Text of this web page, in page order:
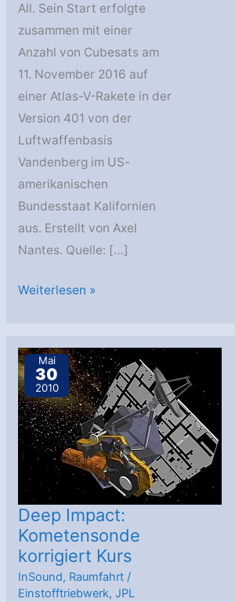
All. Sein Start erfolgte
zusammen mit einer
Anzahl von Cubesats am
11. November 2016 auf
einer Atlas-V-Rakete in der
Version 401 von der
Luftwaffenbasis
Vandenberg im US-
amerikanischen
Bundesstaat Kalifornien
aus. Erstellt von Axel
Nantes. Quelle: […]
AV-
4
und
Cubesats
gestartet
Weiterlesen »
Mai
30
2010
Deep Impact:
Kometensonde
korrigiert Kurs
InSound, Raumfahrt /
Einstofftriebwerk,JPL